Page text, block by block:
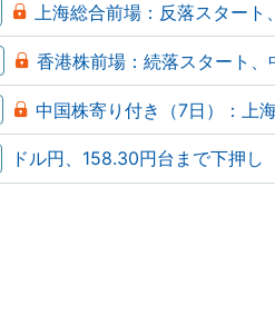
上海総合前場：反落スター
香港株前場：続落スタート
中国株寄り付き（7日）：上
ドル円、158.30円台まで下押